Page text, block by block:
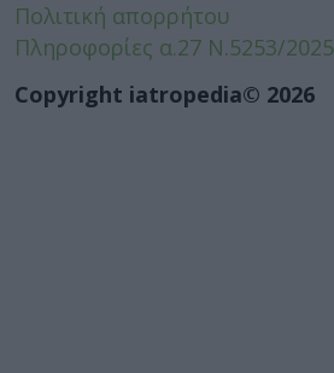
Πολιτική απορρήτου
Πληροφορίες α.27 Ν.5253/2025
Copyright iatropedia© 2026